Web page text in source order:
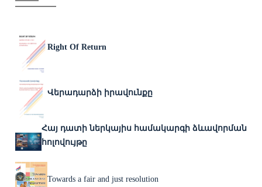
Right Of Return
Վերադարձի իրավունքը
Հայ դատի ներկայիս համակարգի ձևավորման
հոլովույթը
Towards a fair and just resolution